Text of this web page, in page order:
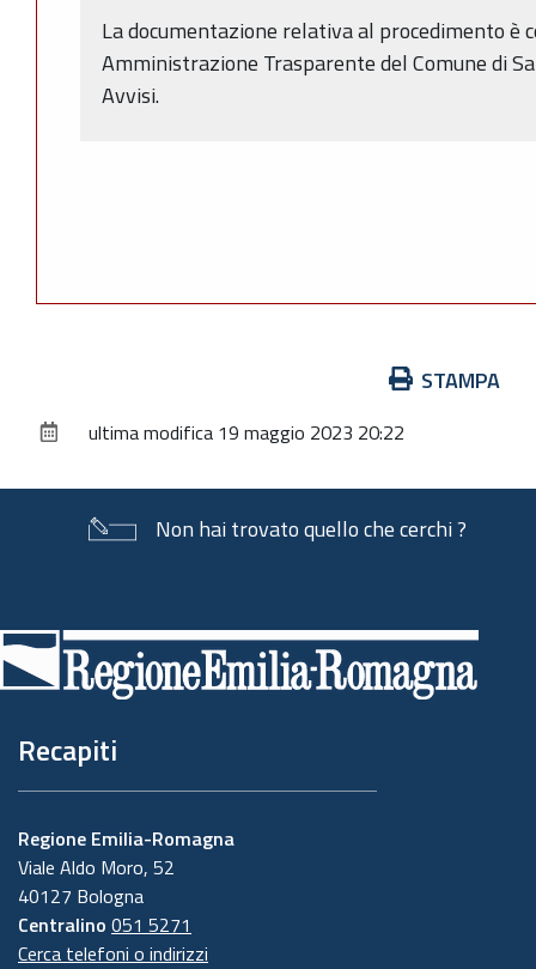
La documentazione relativa al procedimento è
Amministrazione Trasparente del Comune di
Avvisi.
documento
STAMPA
ultima modifica 19 maggio 2023 20:22
Non hai trovato quello che cerchi ?
di
pagina
Recapiti
Regione Emilia-Romagna
Viale Aldo Moro, 52
40127 Bologna
Centralino 051 5271
Cerca telefoni o indirizzi